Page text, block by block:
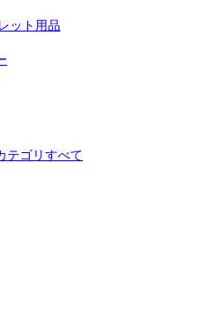
ット用品
テゴリすべて